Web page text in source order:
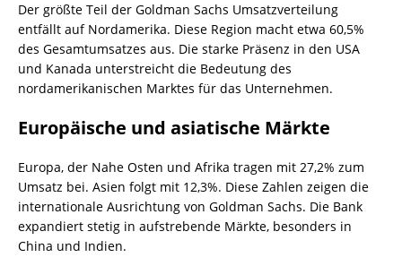
Der größte Teil der Goldman Sachs Umsatzverteilung
entfällt auf Nordamerika. Diese Region macht etwa 60,5%
des Gesamtumsatzes aus. Die starke Präsenz in den USA
und Kanada unterstreicht die Bedeutung des
nordamerikanischen Marktes für das Unternehmen.
Europäische und asiatische Märkte
Europa, der Nahe Osten und Afrika tragen mit 27,2% zum
Umsatz bei. Asien folgt mit 12,3%. Diese Zahlen zeigen die
internationale Ausrichtung von Goldman Sachs. Die Bank
expandiert stetig in aufstrebende Märkte, besonders in
China und Indien.